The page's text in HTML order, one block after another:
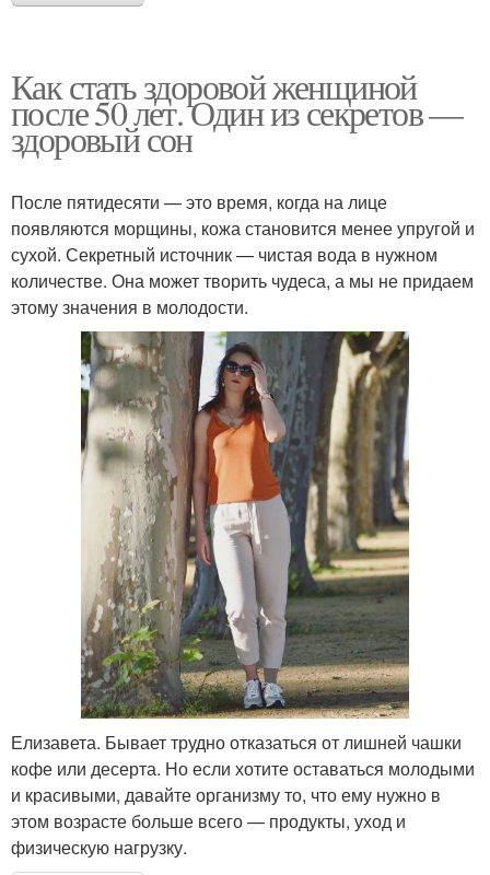
Как стать здоровой женщиной
после 50 лет. Один из секретов —
здоровый сон
После пятидесяти — это время, когда на лице
появляются морщины, кожа становится менее упругой и
сухой. Секретный источник — чистая вода в нужном
количестве. Она может творить чудеса, а мы не придаем
этому значения в молодости.
Елизавета. Бывает трудно отказаться от лишней чашки
кофе или десерта. Но если хотите оставаться молодыми
и красивыми, давайте организму то, что ему нужно в
этом возрасте больше всего — продукты, уход и
физическую нагрузку.